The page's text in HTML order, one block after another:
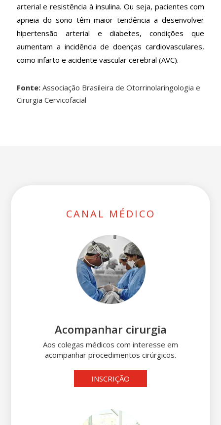
arterial e resistência à insulina. Ou seja, pacientes com
apneia do sono têm maior tendência a desenvolver
hipertensão arterial e diabetes, condições que
aumentam a incidência de doenças cardiovasculares,
como infarto e acidente vascular cerebral (AVC).
Fonte:Associação Brasileira de Otorrinolaringologia e
Cirurgia Cervicofacial
CANAL MÉDICO
Acompanhar cirurgia
Aos colegas médicos com interesse em
acompanhar procedimentos cirúrgicos.
INSCRIÇÃO